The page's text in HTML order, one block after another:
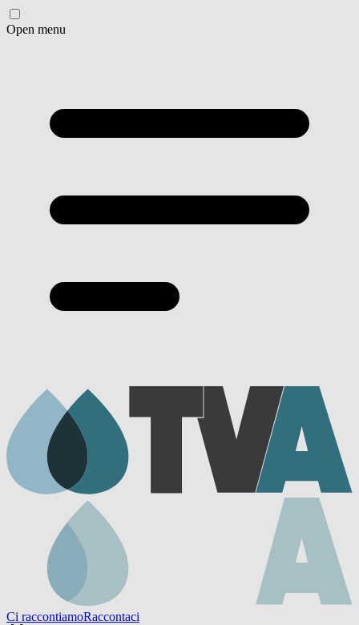
Open menu
Ci raccontiamoRaccontaci